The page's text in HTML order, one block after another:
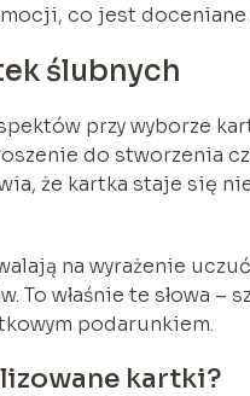
co jest doceniane
ślubnych
przy wyborze
do stworzenia
że kartka staje się
na wyrażenie
To właśnie te słowa –
podarunkiem.
kartki?